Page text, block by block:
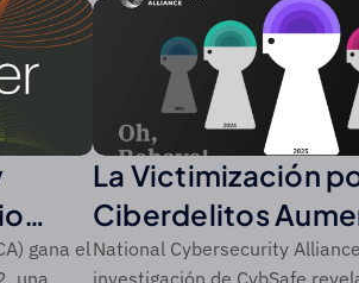
gana el
una
La Victimización
Ciberdelitos
Récord del 44%
National Cybersecurity
investigación de CybSafe